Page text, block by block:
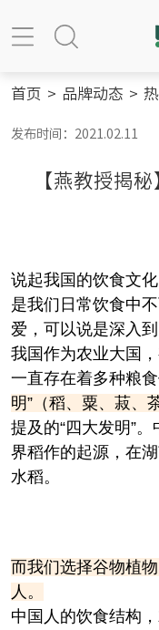
首页 > 品牌动态 >
发布时间：2021.02.11
【燕教授揭
说起我国的饮食文
是我们日常饮食中
爱，可以说是深入到
我国作为农业大国
一直存在着多种粮食
明”（稻、粟、菽、茶
提及的“四大发明”
界稻作的起源，在
水稻。
而我们选择谷物植
人。
中国人的饮食结构